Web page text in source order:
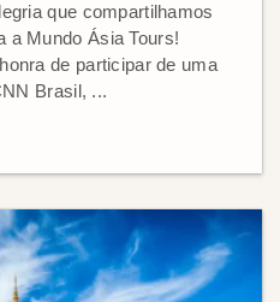
que compartilhamos
a Mundo Ásia Tours!
de participar de uma
Brasil, ...